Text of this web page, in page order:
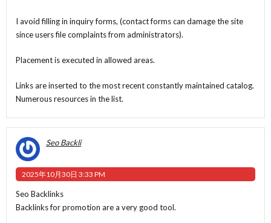
I avoid filling in inquiry forms, (contact forms can damage the site
since users file complaints from administrators).
Placement is executed in allowed areas.
Links are inserted to the most recent constantly maintained catalog.
Numerous resources in the list.
Seo Backli
2025年10月30日 3:33 PM
Seo Backlinks
Backlinks for promotion are a very good tool.